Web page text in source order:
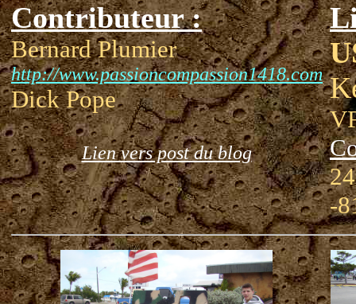
Contributeur :
Bernard Plumier
http://www.passioncompassion1418.com
Dick Pope
Lien vers post du blog
-